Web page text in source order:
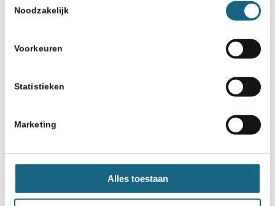
Noodzakelijk
Voorkeuren
Statistieken
Marketing
Alles toestaan
populairder
11 maart 2019